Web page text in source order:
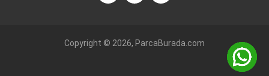
Copyright © 2026, ParcaBurada.com